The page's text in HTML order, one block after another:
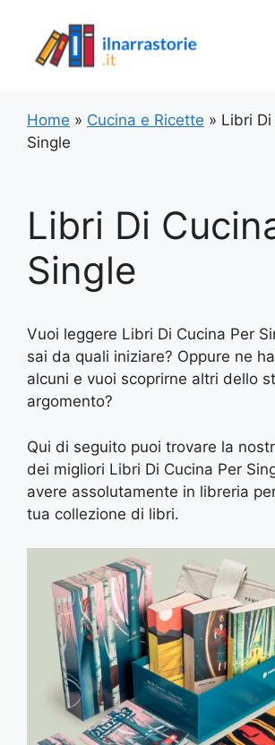
contenuto
Home » Cucina e Ricette » Libri
Single
Libri Di
Single
Vuoi leggere Libri Di Cucina Per
sai da quali iniziare? Oppure ne
alcuni e vuoi scoprirne altri dello
argomento?
Qui di seguito puoi trovare la
dei migliori Libri Di Cucina Per
avere assolutamente in libreria
tua collezione di libri.